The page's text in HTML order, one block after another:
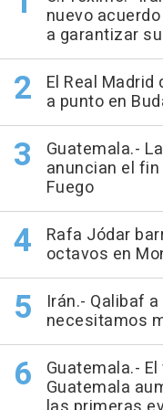
nuevo
a garantizar
El Real
a punto en
Guatemala.-
anuncian el
Fuego
Rafa Jódar
octavos en
Irán.- Qalibaf
necesitamos
Guatemala.-
Guatemala